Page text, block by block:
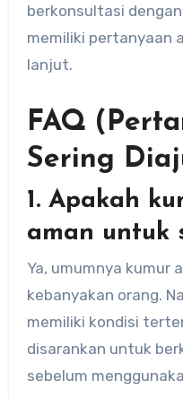
berkonsultasi
memiliki pertanyaan
lanjut.
FAQ
Sering
1. Apakah
aman untuk
Ya, umumnya kumur
kebanyakan orang.
memiliki kondisi
disarankan untuk
sebelum